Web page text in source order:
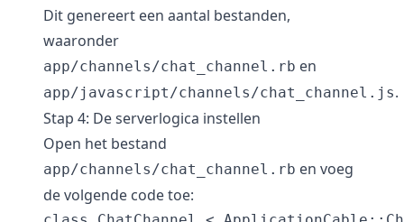
Dit genereert een aantal bestanden,
waaronder
app/channels/chat_channel.rb en
app/javascript/channels/chat_channel.js.
Stap 4: De serverlogica instellen
Open het bestand
app/channels/chat_channel.rb en voeg
de volgende code toe: